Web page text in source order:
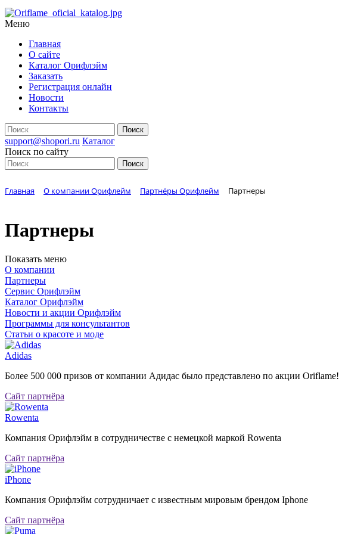
Меню
Главная
О сайте
Каталог Орифлэйм
Заказать
Регистрация онлайн
Новости
Контакты
support@shopori.ru Каталог
Поиск по сайту
Главная О компании Орифлейм Партнёры Орифлейм Партнеры
Партнеры
Показать меню
О компании
Партнеры
Сервис Орифлэйм
Каталог Орифлэйм
Новости и акции Орифлэйм
Программы для консультантов
Статьи о красоте и моде
Adidas
Более 500 000 призов от компании Адидас было представлено по акции Oriflame!
Сайт партнёра
Rowenta
Компания Орифлэйм в сотрудничестве с немецкой маркой Rowenta
Сайт партнёра
iPhone
Компания Орифлэйм сотрудничает с известным мировым брендом Iphone
Сайт партнёра